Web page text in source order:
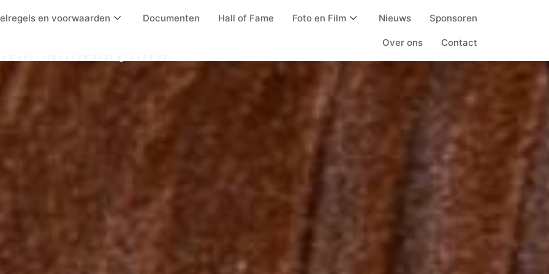
en voorwaarden Documenten Hall of Fame Foto en Film Nieuws Sponsoren
Over ons Contact
e.o.
samenkomen